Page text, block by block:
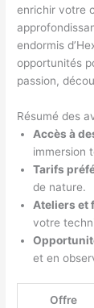
enrichir votre
endormis
opportunités
passion,
Résumé des
Accès à
immersion
Tarifs
de nature.
Ateliers et
votre
et en
Offre